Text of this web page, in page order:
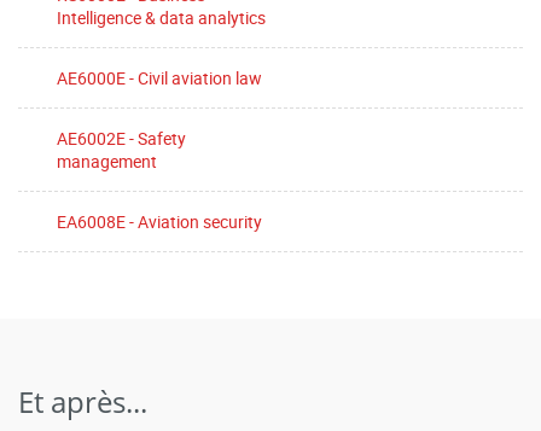
Intelligence & data analytics
AE6000E - Civil aviation law
AE6002E - Safety
management
EA6008E - Aviation security
Et après...